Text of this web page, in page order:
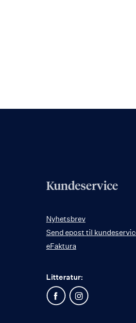
Kundeservice
Nyhetsbrev
Send epost til
eFaktura
Litteratur: